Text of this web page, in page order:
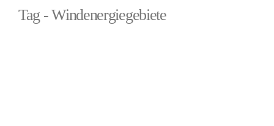
Tag - Windenergiegebiete